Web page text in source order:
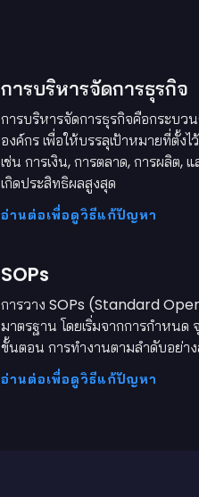
การบริหารจัดการธุรกิจ
การบริหารจัดการธุรกิจคือกระบว
องค์กร เพื่อให้บรรลุเป้าหมายที่ตั้ง
เช่น การเงิน, การตลาด, การผลิต,
เกิดประสิทธิผลสูงสุด
อ่านต่อเพื่อดูวิธีแก้ปัญหา
SOPs
การวาง SOPs (Standard
มาตรฐาน โดยเริ่มจากการกำหนด
ขั้นตอน การทำงานตามลำดับอย่าง
อ่านต่อเพื่อดูวิธีแก้ปัญหา